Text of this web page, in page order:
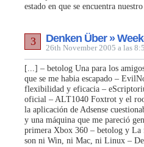
estado en que se encuentra
Denken Über »
26th November 2005 a las
3
[...] – betolog Una para los
que se me habia escapado –
flexibilidad y eficacia –
oficial – ALT1040 Foxtrot y el
la aplicación de Adsense
y una máquina que me pareció
primera Xbox 360 – betolog y
son ni Win, ni Mac, ni Linux –